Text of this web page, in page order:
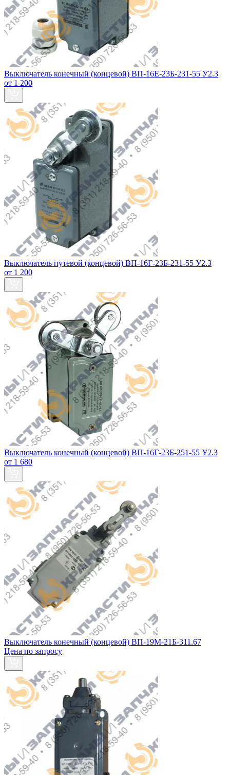
Выключатель конечный (концевой) ВП-16Е-23Б-231-55 У2.3
от 1 200
Выключатель путевой (концевой) ВП-16Г-23Б-231-55 У2.3
от 1 200
Выключатель конечный (концевой) ВП-16Г-23Б-251-55 У2.3
от 1 680
Выключатель конечный (концевой) ВП-19М-21Б-311.67
Цена по запросу